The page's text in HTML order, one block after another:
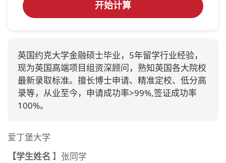
开始计算
英国约克大学金融硕士毕业，5年留学行业经验，
现为英国高端项目组资深顾问，熟知英国各大院校
最新录取标准。擅长博士申请、精准定校、低分高
录等，从业至今，申请成功率>99%,签证成功率
100%。
爱丁堡大学
【学生姓名 】张同学